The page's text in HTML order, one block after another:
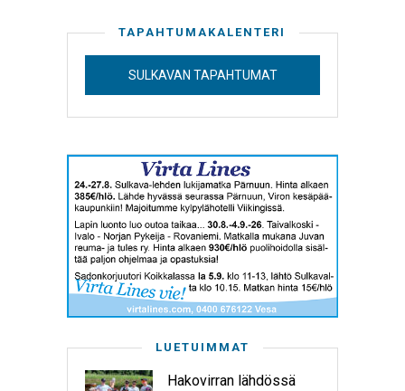
TAPAHTUMAKALENTERI
SULKAVAN TAPAHTUMAT
LUETUIMMAT
Hakovirran lähdössä